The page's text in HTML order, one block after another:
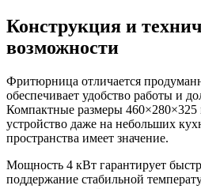
Конструкция и
возможности
Фритюрница отличается
обеспечивает удобство работы и
Компактные размеры 460×280×325
устройство даже на небольших
пространства имеет значение.
Мощность 4 кВт гарантирует
поддержание стабильной